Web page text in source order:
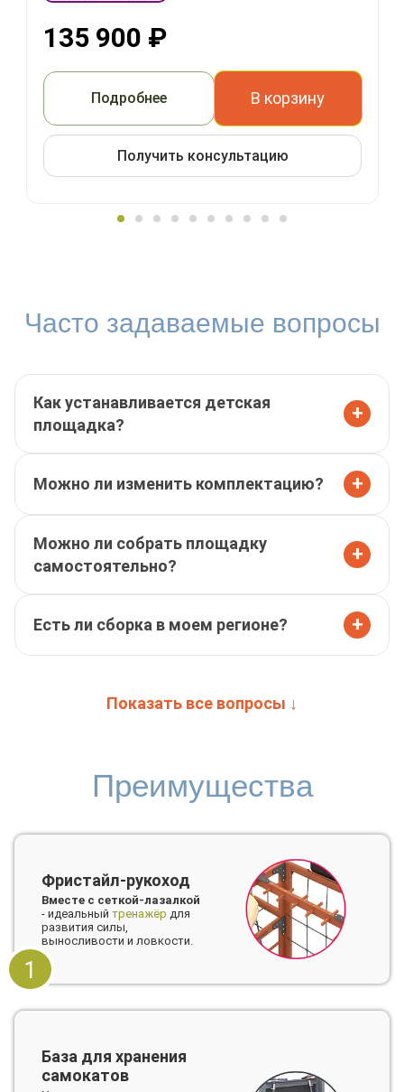
135 900 ₽
Подробнее В корзину
Получить консультацию
Часто задаваемые вопросы
Как устанавливается детская
площадка?
+
Можно ли изменить комплектацию? +
Можно ли собрать площадку
самостоятельно?
+
Есть ли сборка в моем регионе? +
Показать все вопросы ↓
Преимущества
1
Фристайл-рукоход
Вместе с сеткой-лазалкой
- идеальный тренажёр для
развития силы,
выносливости и ловкости.
База для хранения
самокатов